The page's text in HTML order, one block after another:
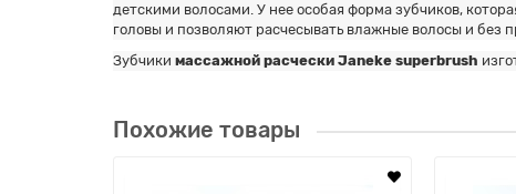
детскими волосами. У нее особая форма зубчиков,
головы и позволяют расчесывать влажные волосы и без
Зубчики массажной расчески Janeke superbrush
Похожие товары